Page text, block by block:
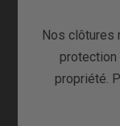
Nos clôtures
protection
propriété.